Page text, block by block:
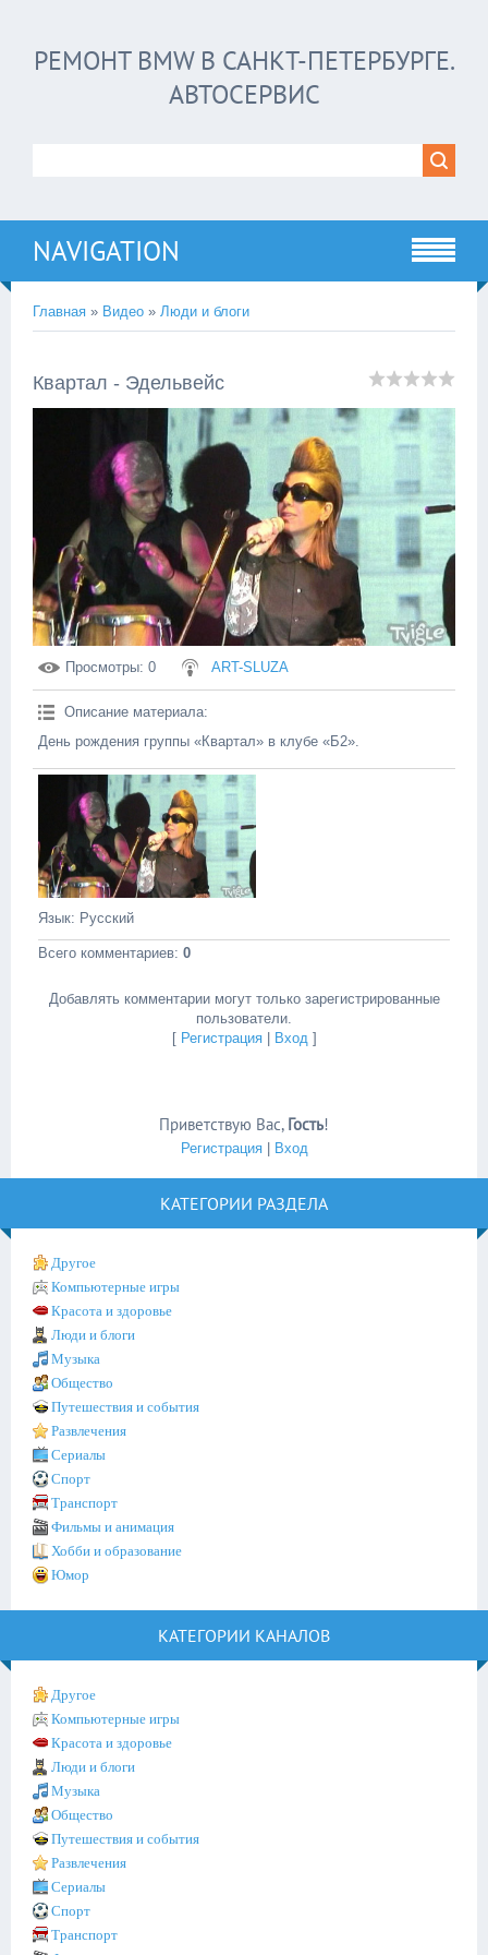
РЕМОНТ BMW В САНКТ-ПЕТЕРБУРГЕ.
АВТОСЕРВИС
NAVIGATION
Главная » Видео » Люди и блоги
Квартал - Эдельвейс
Просмотры: 0 ART-SLUZA
Описание материала:
День рождения группы «Квартал» в клубе «Б2».
Язык: Русский
Всего комментариев: 0
Добавлять комментарии могут только зарегистрированные
пользователи.
[ Регистрация| Вход ]
Приветствую Вас, Гость!
Регистрация| Вход
КАТЕГОРИИ РАЗДЕЛА
Другое
Компьютерные игры
Красота и здоровье
Люди и блоги
Музыка
Общество
Путешествия и события
Развлечения
Сериалы
Спорт
Транспорт
Фильмы и анимация
Хобби и образование
Юмор
КАТЕГОРИИ КАНАЛОВ
Другое
Компьютерные игры
Красота и здоровье
Люди и блоги
Музыка
Общество
Путешествия и события
Развлечения
Сериалы
Спорт
Транспорт